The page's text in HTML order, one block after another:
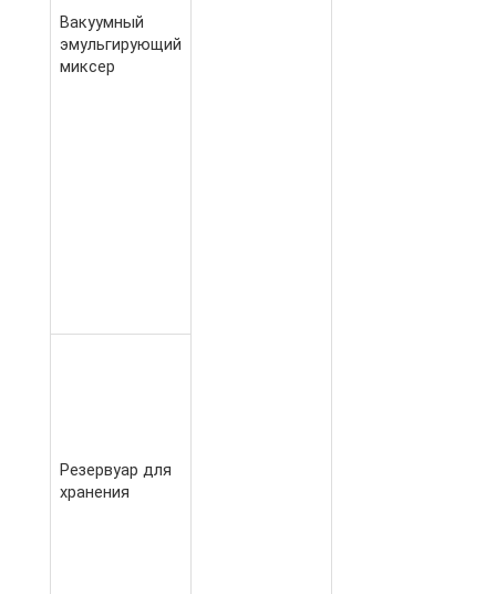
Вакуумный
эмульгирующий
миксер
Резервуар для
хранения